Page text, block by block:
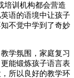
培训机构都会营造
语的语境中让孩子
不觉中学到了奇妙
学氛围，家庭复习
能锻炼孩子语言表
所以良好的教学环